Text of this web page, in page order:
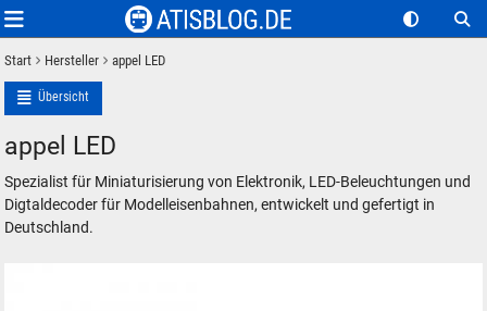
Start Hersteller appel LED
Übersicht
appel LED
Spezialist für Miniaturisierung von Elektronik, LED-Beleuchtungen und
Digtaldecoder für Modelleisenbahnen, entwickelt und gefertigt in
Deutschland.